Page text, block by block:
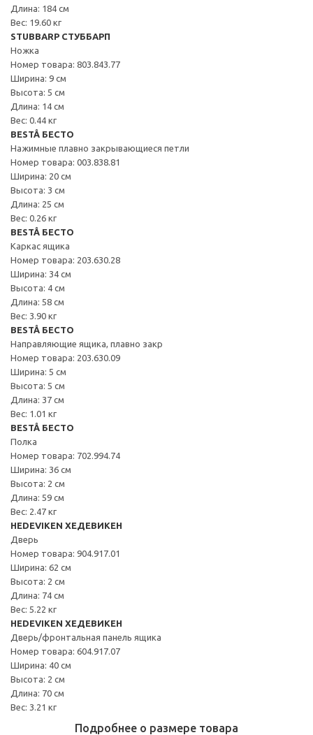
Длина: 184 см
Вес: 19.60 кг
STUBBARP СТУББАРП
Ножка
Номер товара: 803.843.77
Ширина: 9 см
Высота: 5 см
Длина: 14 см
Вес: 0.44 кг
BESTÅ БЕСТО
Нажимные плавно закрывающиеся петли
Номер товара: 003.838.81
Ширина: 20 см
Высота: 3 см
Длина: 25 см
Вес: 0.26 кг
BESTÅ БЕСТО
Каркас ящика
Номер товара: 203.630.28
Ширина: 34 см
Высота: 4 см
Длина: 58 см
Вес: 3.90 кг
BESTÅ БЕСТО
Направляющие ящика, плавно закр
Номер товара: 203.630.09
Ширина: 5 см
Высота: 5 см
Длина: 37 см
Вес: 1.01 кг
BESTÅ БЕСТО
Полка
Номер товара: 702.994.74
Ширина: 36 см
Высота: 2 см
Длина: 59 см
Вес: 2.47 кг
HEDEVIKEN ХЕДЕВИКЕН
Дверь
Номер товара: 904.917.01
Ширина: 62 см
Высота: 2 см
Длина: 74 см
Вес: 5.22 кг
HEDEVIKEN ХЕДЕВИКЕН
Дверь/фронтальная панель ящика
Номер товара: 604.917.07
Ширина: 40 см
Высота: 2 см
Длина: 70 см
Вес: 3.21 кг
Подробнее о размере товара